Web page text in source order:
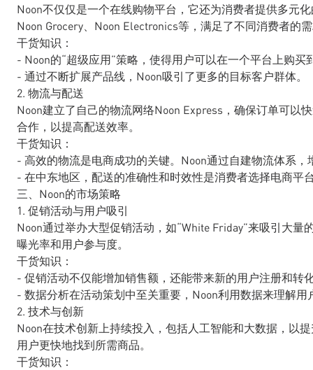
Noon不仅仅是一个在线购物平台，它还为消费者提供多元
Noon Grocery、Noon Electronics等，满足了不同消费者的
干货知识：
- Noon的“超级应用”策略，使得用户可以在一个平台上购
- 通过不断扩展产品线，Noon吸引了更多的目标客户群体。
2. 物流与配送
Noon建立了自己的物流网络Noon Express，确保订单可以
合作，以提高配送效率。
干货知识：
- 高效的物流是电商成功的关键。Noon通过自建物流体系
- 在中东地区，配送的准确性和时效性是消费者选择电商平
三、Noon的市场策略
1. 促销活动与用户吸引
Noon通过举办大型促销活动，如“White Friday”来吸引大
曝光率和用户参与度。
干货知识：
- 促销活动不仅能增加销售额，还能带来新的用户注册和
- 数据分析在活动策划中至关重要，Noon利用数据来理解
2. 技术与创新
Noon在技术创新上持续投入，包括人工智能和大数据，以
用户更快地找到所需商品。
干货知识：